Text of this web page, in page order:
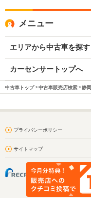
メニュー
エリアから中古車を探す
カーセンサートップへ
中古車トップ 中古車販売店検索 静
プライバシーポリシー
サイトマップ